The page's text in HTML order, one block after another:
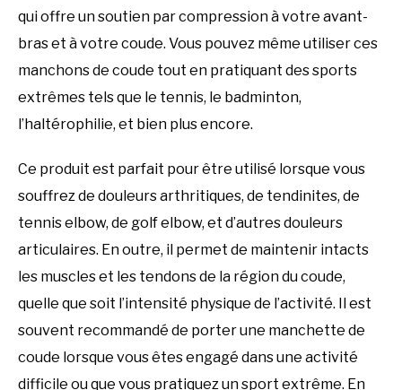
qui offre un soutien par compression à votre avant-
bras et à votre coude. Vous pouvez même utiliser ces
manchons de coude tout en pratiquant des sports
extrêmes tels que le tennis, le badminton,
l’haltérophilie, et bien plus encore.
Ce produit est parfait pour être utilisé lorsque vous
souffrez de douleurs arthritiques, de tendinites, de
tennis elbow, de golf elbow, et d’autres douleurs
articulaires. En outre, il permet de maintenir intacts
les muscles et les tendons de la région du coude,
quelle que soit l’intensité physique de l’activité. Il est
souvent recommandé de porter une manchette de
coude lorsque vous êtes engagé dans une activité
difficile ou que vous pratiquez un sport extrême. En